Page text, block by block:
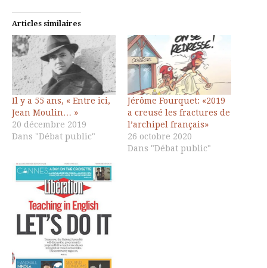
Articles similaires
Il y a 55 ans, « Entre ici,
Jean Moulin… »
20 décembre 2019
Dans "Débat public"
Jérôme Fourquet: «2019
a creusé les fractures de
l’archipel français»
26 octobre 2020
Dans "Débat public"